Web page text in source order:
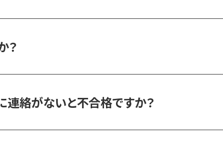
？
絡がないと不合格ですか？